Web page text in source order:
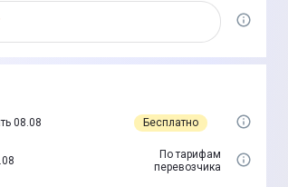
08.08 Бесплатно
По тарифам
перевозчика